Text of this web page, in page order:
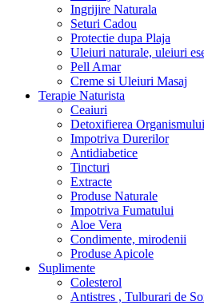
Ingrijire Naturala
Seturi Cadou
Protectie dupa Plaja
Uleiuri naturale, uleiuri
Pell Amar
Creme si Uleiuri Masaj
Terapie Naturista
Ceaiuri
Detoxifierea Organismului
Impotriva Durerilor
Antidiabetice
Tincturi
Extracte
Produse Naturale
Impotriva Fumatului
Aloe Vera
Condimente, mirodenii
Produse Apicole
Suplimente
Colesterol
Antistres , Tulburari de